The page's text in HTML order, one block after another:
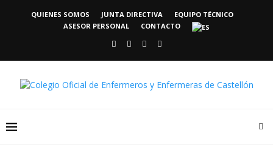
QUIENES SOMOS JUNTA DIRECTIVA
EQUIPO TÉCNICO
ASESOR PERSONAL
CONTACTO